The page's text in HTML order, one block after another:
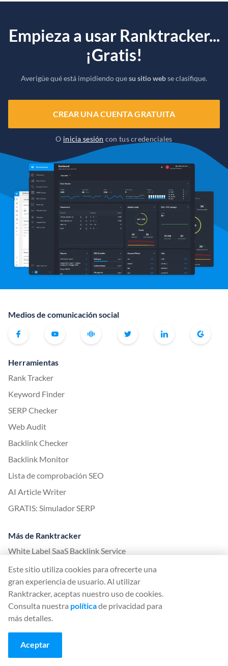
Empieza a usar Ranktracker...
¡Gratis!
Averigüe qué está impidiendo quesu sitio webse clasifique.
CREAR UNA CUENTA GRATUITA
O inicia sesión con tus credenciales
Medios de comunicación social
Herramientas
Rank Tracker
Keyword Finder
SERP Checker
Web Audit
Backlink Checker
Backlink Monitor
Lista de comprobación SEO
AI Article Writer
GRATIS: Simulador SERP
Más de Ranktracker
White Label SaaS Backlink Service
Cómo funciona
Programa de afiliados
Blog
Glosario SEO
Guía SEO
Herramientas SEO gratuitas
Este sitio utiliza cookies para ofrecerte una
gran experiencia de usuario. Al utilizar
Ranktracker, aceptas nuestro uso de cookies.
Consulta nuestra políticade privacidad para
más detalles.
Aceptar